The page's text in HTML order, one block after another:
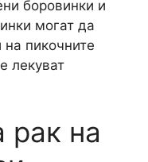
боровинки и
могат да
пикочните
лекуват
рак на